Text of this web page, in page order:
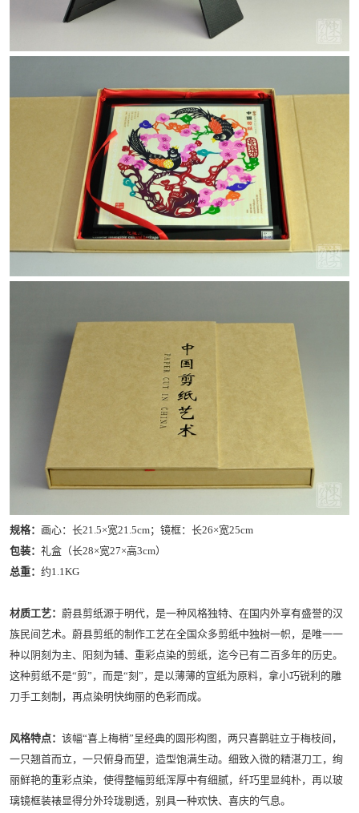
规格： 画心：长21.5×宽21.5cm；镜框：长26×宽25cm
包装： 礼盒（长28×宽27×高3cm）
总重： 约1.1KG
材质工艺： 蔚县剪纸源于明代，是一种风格独特、在国内外享有盛誉的汉
族民间艺术。蔚县剪纸的制作工艺在全国众多剪纸中独树一帜，是唯一一
种以阴刻为主、阳刻为辅、重彩点染的剪纸，迄今已有二百多年的历史。
这种剪纸不是“剪”，而是“刻”，是以薄薄的宣纸为原料，拿小巧锐利的雕
刀手工刻制，再点染明快绚丽的色彩而成。
风格特点： 该幅“喜上梅梢”呈经典的圆形构图，两只喜鹊驻立于梅枝间，
一只翘首而立，一只俯身而望，造型饱满生动。细致入微的精湛刀工，绚
丽鲜艳的重彩点染，使得整幅剪纸浑厚中有细腻，纤巧里显纯朴，再以玻
璃镜框装裱显得分外玲珑剔透，别具一种欢快、喜庆的气息。